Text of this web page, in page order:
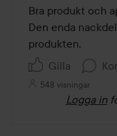
av
5
Bra produkt och
Den enda
produkten.
Gilla
548 visningar
Logga in